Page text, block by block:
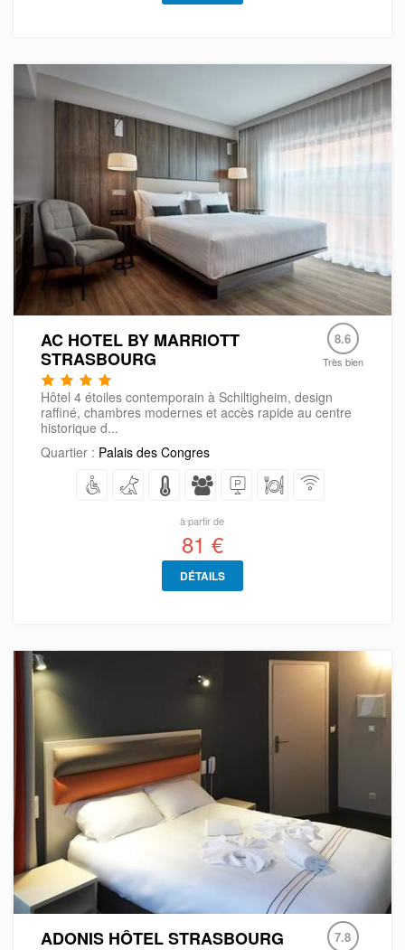
AC HOTEL BY MARRIOTT
STRASBOURG
8.6
Très bien
Hôtel 4 étoiles contemporain à Schiltigheim, design
raffiné, chambres modernes et accès rapide au centre
historique d...
Quartier : Palais des Congres
à partir de
81 €
DÉTAILS
ADONIS HÔTEL STRASBOURG 7.8